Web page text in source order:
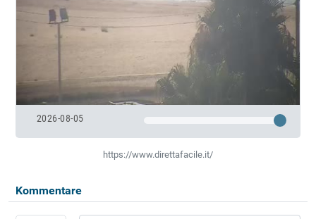
2026-08-05
https://www.direttafacile.it/
Kommentare